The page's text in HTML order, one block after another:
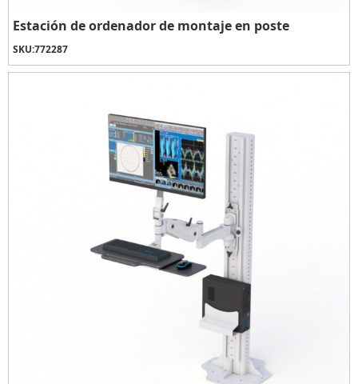
Estación de ordenador de montaje en poste
SKU:772287